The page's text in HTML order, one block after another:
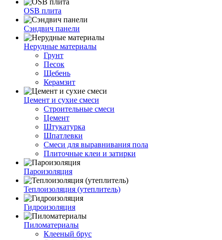
OSB плита
Сэндвич панели
Нерудные материалы
Грунт
Песок
Щебень
Керамзит
Цемент и сухие смеси
Строительные смеси
Цемент
Штукатурка
Шпатлевки
Смеси для выравнивания пола
Плиточные клеи и затирки
Пароизоляция
Теплоизоляция (утеплитель)
Гидроизоляция
Пиломатериалы
Клееный брус